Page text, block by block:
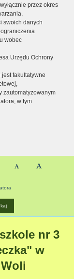
przez okres
swoich danych
wobec
Urzędu Ochrony
fakultatywne
zautomatyzowanym
w tym
nr 3
w